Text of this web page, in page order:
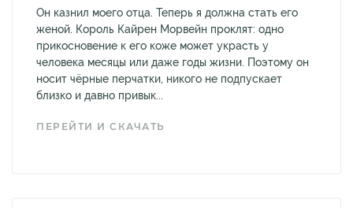
Он казнил моего отца. Теперь я должна стать его
женой. Король Кайрен Морвейн проклят: одно
прикосновение к его коже может украсть у
человека месяцы или даже годы жизни. Поэтому он
носит чёрные перчатки, никого не подпускает
близко и давно привык...
ПЕРЕЙТИ И СКАЧАТЬ